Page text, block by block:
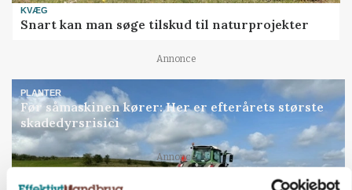
KVÆG
Snart kan man søge tilskud til naturprojekter
Annonce
PLANTER
Før såmaskinen kører: Her er efterårets største
skadedyrsrisici
Annonce
Loading...